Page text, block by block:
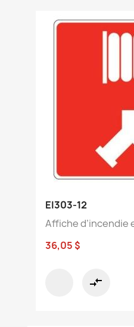
EI303-12
Affiche d’incendie
36,05 $
compare_arrows